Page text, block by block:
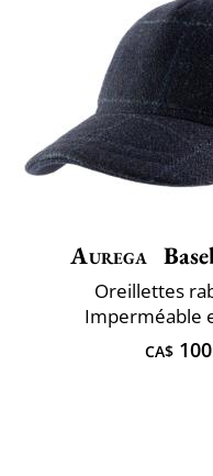
Aurega
Oreillettes
Imperméable
CA$ 100